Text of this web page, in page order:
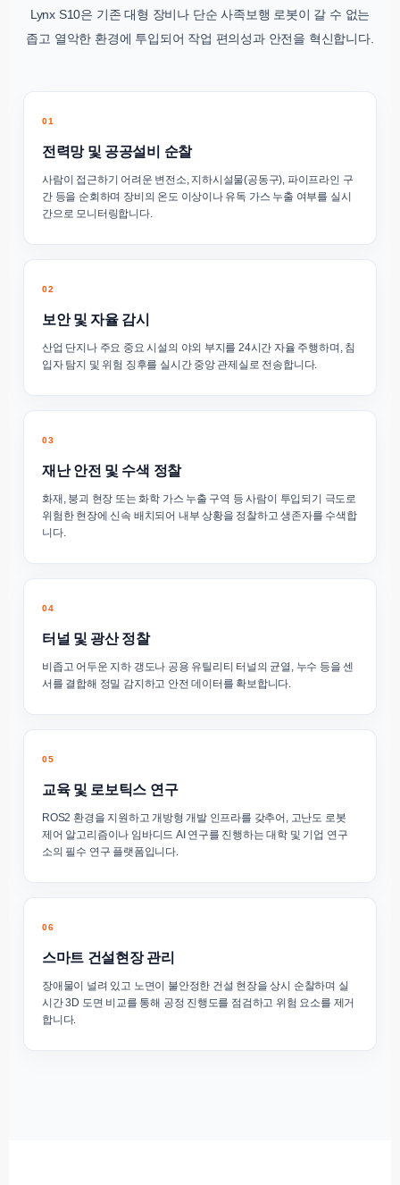
Lynx S10은 기존 대형 장비나 단순 사족보행 로봇이 갈 수 없는
좁고 열악한 환경에 투입되어 작업 편의성과 안전을 혁신합니다.
01
전력망 및 공공설비 순찰
사람이 접근하기 어려운 변전소, 지하시설물(공동구), 파이프라인 구
간 등을 순회하며 장비의 온도 이상이나 유독 가스 누출 여부를 실시
간으로 모니터링합니다.
02
보안 및 자율 감시
산업 단지나 주요 중요 시설의 야외 부지를 24시간 자율 주행하며, 침
입자 탐지 및 위험 징후를 실시간 중앙 관제실로 전송합니다.
03
재난 안전 및 수색 정찰
화재, 붕괴 현장 또는 화학 가스 누출 구역 등 사람이 투입되기 극도로
위험한 현장에 신속 배치되어 내부 상황을 정찰하고 생존자를 수색합
니다.
04
터널 및 광산 정찰
비좁고 어두운 지하 갱도나 공용 유틸리티 터널의 균열, 누수 등을 센
서를 결합해 정밀 감지하고 안전 데이터를 확보합니다.
05
교육 및 로보틱스 연구
ROS2 환경을 지원하고 개방형 개발 인프라를 갖추어, 고난도 로봇
제어 알고리즘이나 임바디드 AI 연구를 진행하는 대학 및 기업 연구
소의 필수 연구 플랫폼입니다.
06
스마트 건설현장 관리
장애물이 널려 있고 노면이 불안정한 건설 현장을 상시 순찰하며 실
시간 3D 도면 비교를 통해 공정 진행도를 점검하고 위험 요소를 제거
합니다.